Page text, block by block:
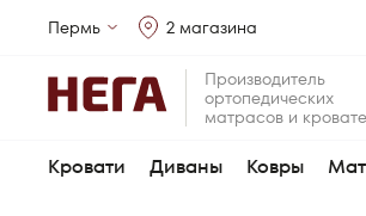
Пермь 2 магазина
Производитель
ортопедических
матрасов и
Кровати Диваны Ковры